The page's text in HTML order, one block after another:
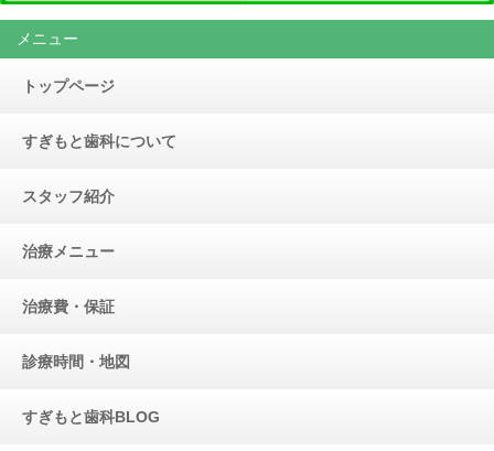
メニュー
トップページ
すぎもと歯科について
スタッフ紹介
治療メニュー
治療費・保証
診療時間・地図
すぎもと歯科BLOG